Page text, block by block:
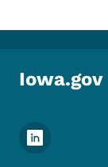
Iowa.gov
Menú de